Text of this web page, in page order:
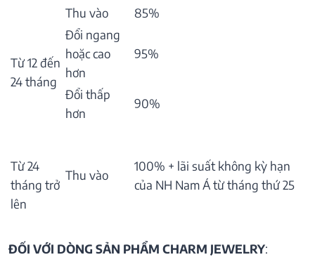
Từ 12 đến
24 tháng
Thu vào
85%
Đổi ngang
hoặc cao
hơn
95%
Đổi thấp
hơn
90%
Từ 24
tháng trở
lên
Thu vào
100% + lãi suất không kỳ hạn
của NH Nam Á từ tháng thứ 25
ĐỐI VỚI DÒNG SẢN PHẨM CHARM JEWELRY: